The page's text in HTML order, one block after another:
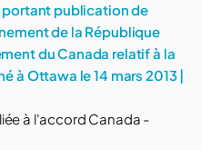
portant publication de
de la République
du Canada relatif à la
à Ottawa le 14 mars 2013 |
à l'accord Canada -